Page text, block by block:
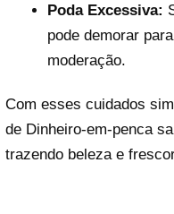
Poda Excessiva:
pode demorar
moderação.
Com esses cuidados
de Dinheiro-em-penca
trazendo beleza e